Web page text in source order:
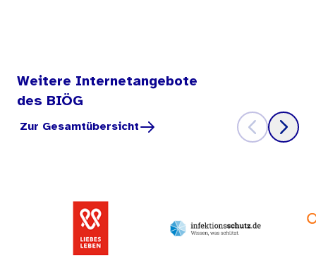
Weitere Internetangebote
des BIÖG
Zur Gesamtübersicht